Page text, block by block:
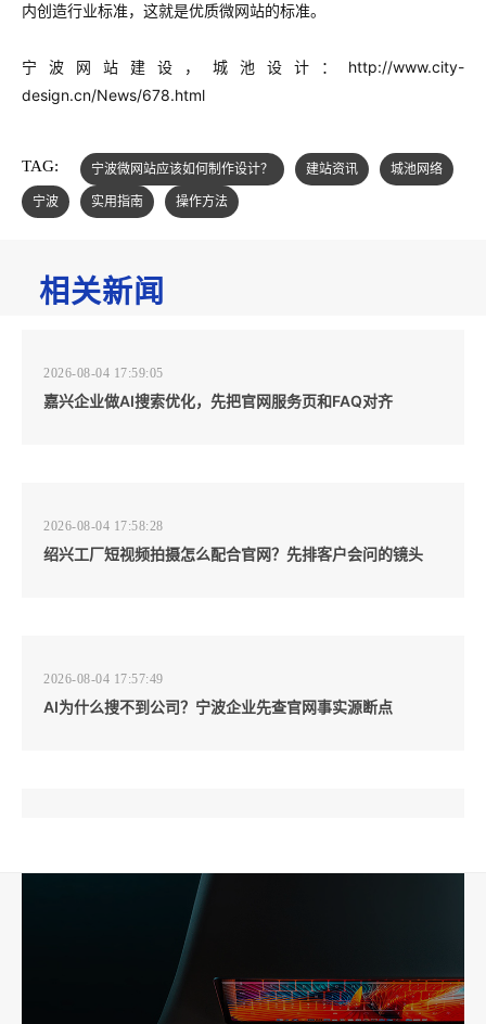
内创造行业标准，这就是优质微网站的标准。
宁波网站建设，城池设计： http://www.city-
design.cn/News/678.html
TAG: 宁波微网站应该如何制作设计？ 建站资讯
城池网络
宁波
实用指南 操作方法
相关新闻
2026-08-04 17:59:05
嘉兴企业做AI搜索优化，先把官网服务页和FAQ对齐
2026-08-04 17:58:28
绍兴工厂短视频拍摄怎么配合官网？先排客户会问的镜头
2026-08-04 17:57:49
AI为什么搜不到公司？宁波企业先查官网事实源断点
宁波高端网站建设公司推荐，移动端验收别放到最后